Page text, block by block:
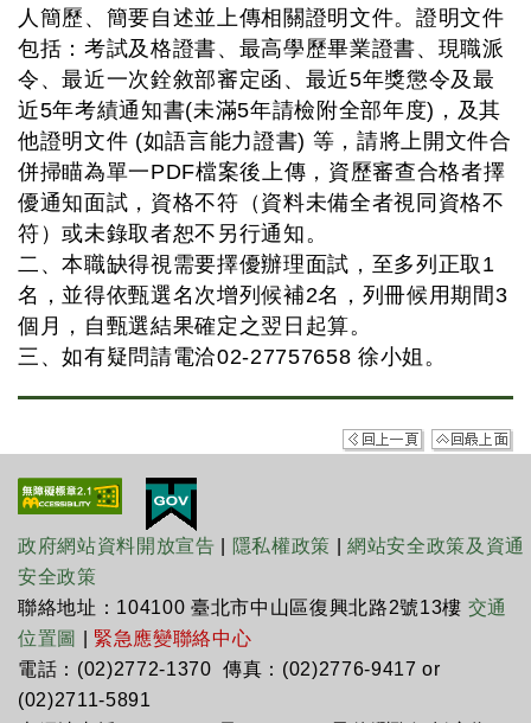
人簡歷、簡要自述並上傳相關證明文件。證明文件
包括：考試及格證書、最高學歷畢業證書、現職派
令、最近一次銓敘部審定函、最近5年獎懲令及最
近5年考績通知書(未滿5年請檢附全部年度)，及其
他證明文件 (如語言能力證書) 等，請將上開文件合
併掃瞄為單一PDF檔案後上傳，資歷審查合格者擇
優通知面試，資格不符（資料未備全者視同資格不
符）或未錄取者恕不另行通知。
二、本職缺得視需要擇優辦理面試，至多列正取1
名，並得依甄選名次增列候補2名，列冊候用期間3
個月，自甄選結果確定之翌日起算。
三、如有疑問請電洽02-27757658 徐小姐。
政府網站資料開放宣告 隱私權政策 |網站安全政策及資通
安全政策
聯絡地址：104100 臺北市中山區復興北路2號13樓 交通
位置圖
緊急應變聯絡中心
電話：(02)2772-1370 傳真：(02)2776-9417 or
(02)2711-5891